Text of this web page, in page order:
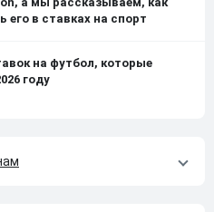
его в ставках на спорт
на футбол, которые
году